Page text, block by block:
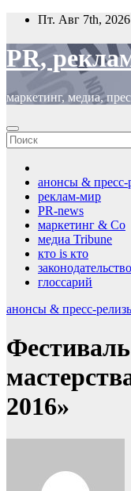
Перейти
содержимому
Пт. Авг 7th, 2026
PR,
маркетинг, медиа,
анонсы & пресс-
реклам-мир
PR-news
маркетинг & Co
медиа Tribune
кто is кто
законодательство
глоссарий
анонсы & пресс-
2016»